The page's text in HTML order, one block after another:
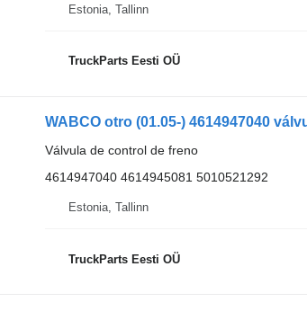
Estonia, Tallinn
TruckParts Eesti OÜ
Válvula de control de freno
4614947040 4614945081 5010521292
Estonia, Tallinn
TruckParts Eesti OÜ